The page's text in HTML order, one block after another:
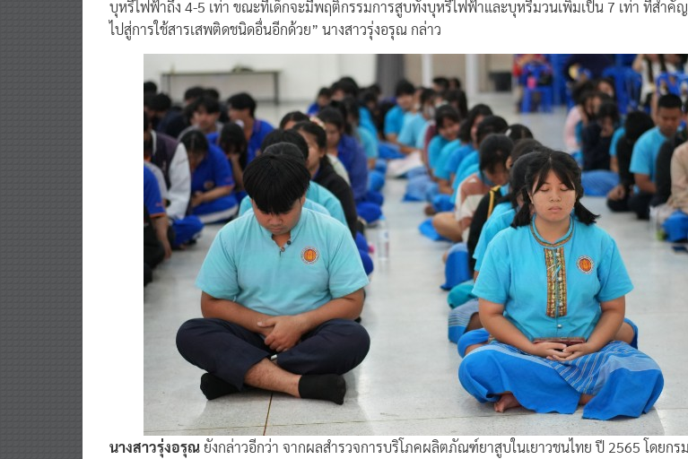
บุหรี่ไฟฟ้าถึง 4-5 เท่า ขณะที่เด็กจะมีพฤติกรรมการสูบทั้งบุหรี่ไฟฟ้าและบุหรี่มวนเพิ่มเป็น 7 เท่า ที่สำคั
ไปสู่การใช้สารเสพติดชนิดอื่นอีกด้วย” นางสาวรุ่งอรุณ กล่าว
นางสาวรุ่งอรุณ ยังกล่าวอีกว่า จากผลสำรวจการบริโภคผลิตภัณฑ์ยาสูบในเยาวชนไทย ปี 2565 โดยก